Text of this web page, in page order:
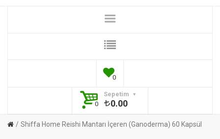
0
Sepetim
0
0.00
Shiffa Home Reishi Mantarı İçeren (Ganoderma) 60 Kapsül